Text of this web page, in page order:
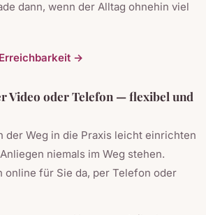
dann, wenn der Alltag ohnehin viel
→
Video oder Telefon — flexibel und
der Weg in die Praxis leicht einrichten
niemals im Weg stehen.
online für Sie da, per Telefon oder